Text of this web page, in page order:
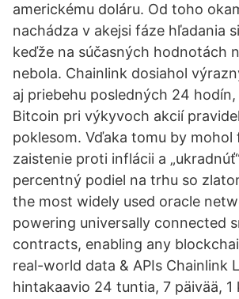
americkému doláru. Od toho
nachádza v akejsi fáze hľadania
keďže na súčasných hodnotách
nebola. Chainlink dosiahol
aj priebehu posledných 24
Bitcoin pri výkyvoch akcií
poklesom. Vďaka tomu by mohol
zaistenie proti inflácii a
percentný podiel na trhu so
the most widely used oracle
powering universally connected
contracts, enabling any
real-world data & APIs Chainlink
hintakaavio 24 tuntia, 7 päivää, 1